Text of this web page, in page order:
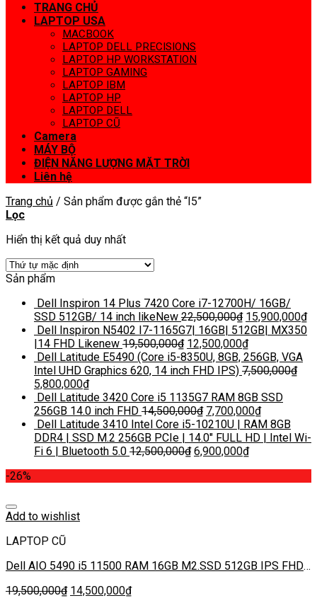
TRANG CHỦ
LAPTOP USA
MACBOOK
LAPTOP DELL PRECISIONS
LAPTOP HP WORKSTATION
LAPTOP GAMING
LAPTOP IBM
LAPTOP HP
LAPTOP DELL
LAPTOP CŨ
Camera
MÁY BỘ
ĐIỆN NĂNG LƯỢNG MẶT TRỜI
Liên hệ
Trang chủ / Sản phẩm được gắn thẻ “I5”
Lọc
Hiển thị kết quả duy nhất
Sản phẩm
Dell Inspiron 14 Plus 7420 Core i7-12700H/ 16GB/
SSD 512GB/ 14 inch likeNew 22,500,000₫ 15,900,000₫
Dell Inspiron N5402 I7-1165G7| 16GB| 512GB| MX350
|14 FHD Likenew 19,500,000₫ 12,500,000₫
Dell Latitude E5490 (Core i5-8350U, 8GB, 256GB, VGA
Intel UHD Graphics 620, 14 inch FHD IPS) 7,500,000₫
5,800,000₫
Dell Latitude 3420 Core i5 1135G7 RAM 8GB SSD
256GB 14.0 inch FHD 14,500,000₫ 7,700,000₫
Dell Latitude 3410 Intel Core i5-10210U | RAM 8GB
DDR4 | SSD M.2 256GB PCIe | 14.0″ FULL HD | Intel Wi-
Fi 6 | Bluetooth 5.0 12,500,000₫ 6,900,000₫
-26%
Add to wishlist
LAPTOP CŨ
Dell AIO 5490 i5 11500 RAM 16GB M2.SSD 512GB IPS FHD
19,500,000₫ 14,500,000₫